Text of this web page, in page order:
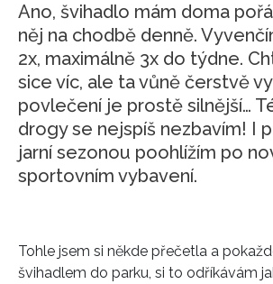
Ano, švihadlo mám doma
něj na chodbě denně.
2x, maximálně 3x do týdne.
sice víc, ale ta vůně čerstvě
povlečení je prostě silnější…
drogy se nejspíš nezbavím! I
jarní sezonou poohlížím po
sportovním vybavení.
Tohle jsem si někde přečetla a
švihadlem do parku, si to odříkávám